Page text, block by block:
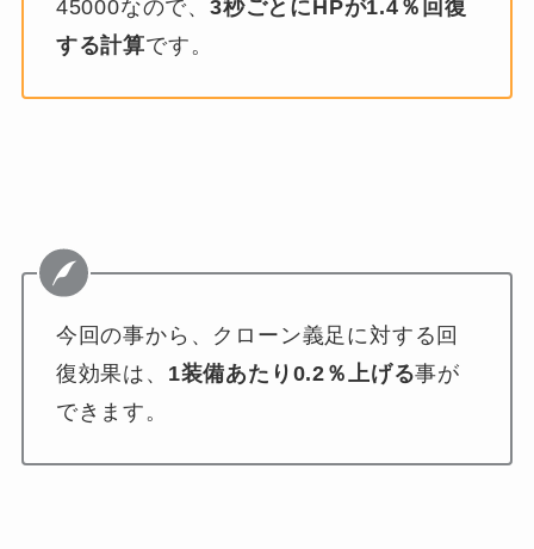
45000なので、3秒ごとにHPが1.4％回復
する計算です。
今回の事から、クローン義足に対する回
復効果は、 1装備あたり0.2％上げる事が
できます。